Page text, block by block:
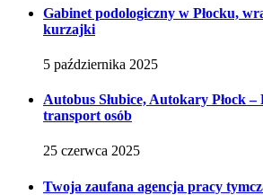
Gabinet podologiczny w Płocku,
kurzajki
5 października 2025
Autobus Słubice, Autokary Płock
transport osób
25 czerwca 2025
Twoja zaufana agencja pracy